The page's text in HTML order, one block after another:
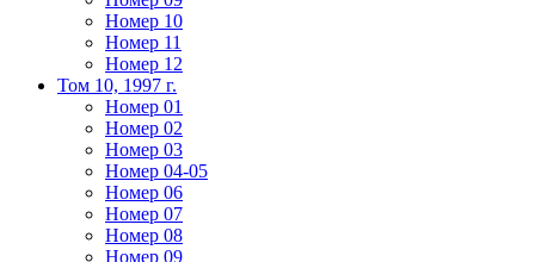
Номер 10
Номер 11
Номер 12
Том 10, 1997 г.
Номер 01
Номер 02
Номер 03
Номер 04-05
Номер 06
Номер 07
Номер 08
Номер 09